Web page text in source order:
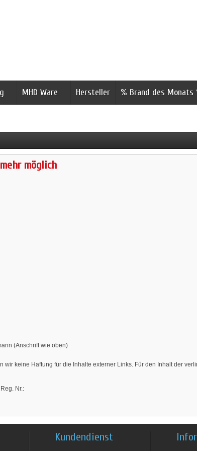
MHD Ware Hersteller % Brand des Monats
möglich
(Anschrift wie oben)
wir keine Haftung für die Inhalte externer Links. Für den Inhalt der
Nr.:
Kundendienst